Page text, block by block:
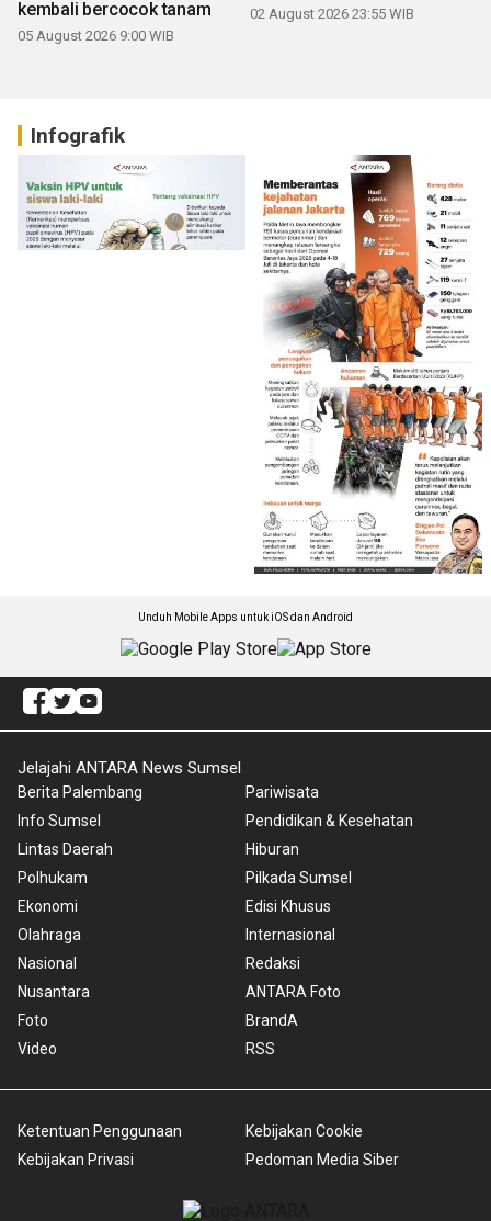
kembali bercocok tanam
05 August 2026 9:00 WIB
02 August 2026 23:55 WIB
Infografik
Unduh Mobile Apps untuk iOS dan Android
Jelajahi ANTARA News Sumsel
Berita Palembang
Info Sumsel
Lintas Daerah
Polhukam
Ekonomi
Olahraga
Nasional
Nusantara
Foto
Video
Pariwisata
Pendidikan & Kesehatan
Hiburan
Pilkada Sumsel
Edisi Khusus
Internasional
Redaksi
ANTARA Foto
BrandA
RSS
Ketentuan Penggunaan
Kebijakan Privasi
Kebijakan Cookie
Pedoman Media Siber